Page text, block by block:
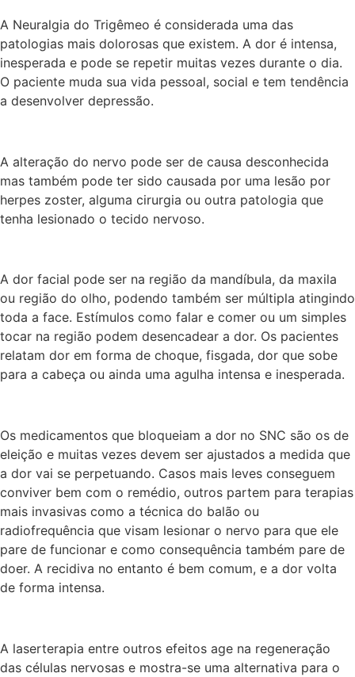
A Neuralgia do Trigêmeo é considerada uma das
patologias mais dolorosas que existem. A dor é intensa,
inesperada e pode se repetir muitas vezes durante o dia.
O paciente muda sua vida pessoal, social e tem tendência
a desenvolver depressão.
A alteração do nervo pode ser de causa desconhecida
mas também pode ter sido causada por uma lesão por
herpes zoster, alguma cirurgia ou outra patologia que
tenha lesionado o tecido nervoso.
A dor facial pode ser na região da mandíbula, da maxila
ou região do olho, podendo também ser múltipla atingindo
toda a face. Estímulos como falar e comer ou um simples
tocar na região podem desencadear a dor. Os pacientes
relatam dor em forma de choque, fisgada, dor que sobe
para a cabeça ou ainda uma agulha intensa e inesperada.
Os medicamentos que bloqueiam a dor no SNC são os de
eleição e muitas vezes devem ser ajustados a medida que
a dor vai se perpetuando. Casos mais leves conseguem
conviver bem com o remédio, outros partem para terapias
mais invasivas como a técnica do balão ou
radiofrequência que visam lesionar o nervo para que ele
pare de funcionar e como consequência também pare de
doer. A recidiva no entanto é bem comum, e a dor volta
de forma intensa.
A laserterapia entre outros efeitos age na regeneração
das células nervosas e mostra-se uma alternativa para o